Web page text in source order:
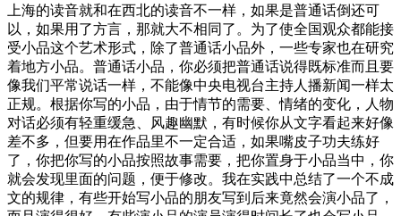
上海的读音就和在西北的读音不一样，如果是普通话倒还可
以，如果用了方言，那就大不相同了。为了使全国观众都能接
受小品这个艺术形式，除了普通话小品外，一些专家也在研究
着地方小品。普通话小品，你必须把普通话说得既标准而且要
像我们平常说话一样，不能像中央电视台主持人播新闻一样太
正规。根据你写的小品，由于情节的需要、情绪的变化，人物
对话必须有轻重缓急、风趣幽默，有时候你从文字看起来好像
差不多，但要用在作品里不一定合适，如果嘴皮子功夫练好
了，你把你写的小品按照故事需要，把你置身于小品当中，你
就会发现里面的问题，便于修改。我在实践中总结了一个不成
文的规律，有些开始写小品的朋友写到后来竟然会演小品了，